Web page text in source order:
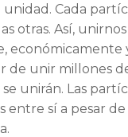
unidad. Cada
otras. Así,
económicamente
de unir millones
unirán. Las
entre sí a pesar